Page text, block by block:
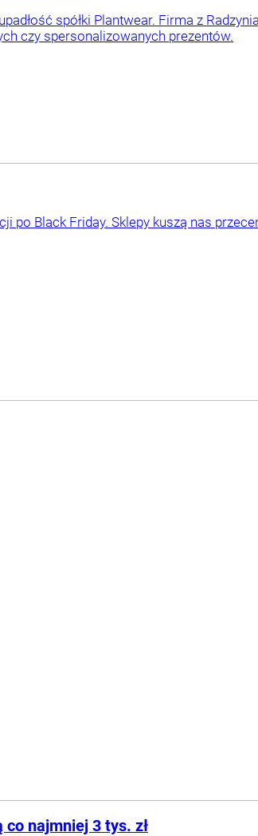
spółki Plantwear. Firma z
czy spersonalizowanych prezentów.
po Black Friday. Sklepy kuszą nas
najmniej 3 tys. zł